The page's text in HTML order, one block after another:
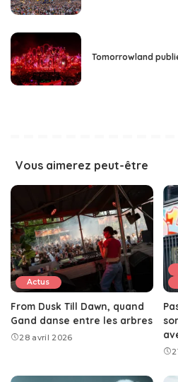
Tomorrowland
Vous aimerez peut-être
Actus
From Dusk Till Dawn, quand
Gand danse entre les arbres
28 avril 2026